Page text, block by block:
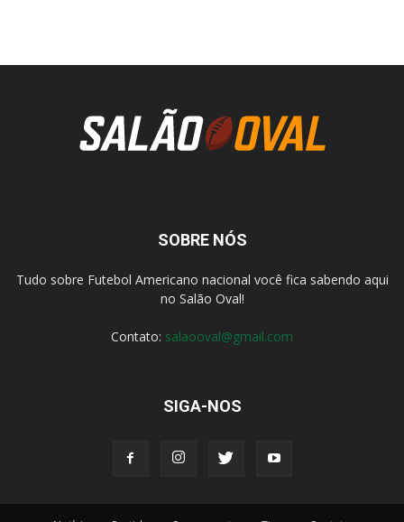
SOBRE NÓS
Tudo sobre Futebol Americano nacional você fica sabendo aqui
no Salão Oval!
Contato: salaooval@gmail.com
SIGA-NOS